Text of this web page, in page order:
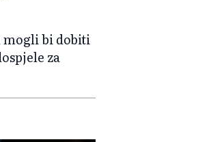
mogli bi dobiti
za